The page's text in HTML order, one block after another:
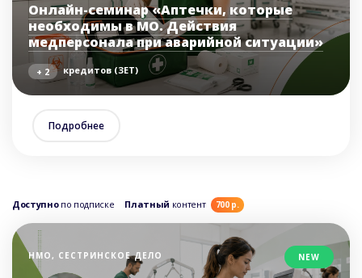
Онлайн-семинар «Аптечки, которые
необходимы в МО. Действия
медперсонала при аварийной ситуации»
+ 2 кредитов (ЗЕТ)
Подробнее
Доступнопо подписке Платный контент 700 р.
НМО, СЕСТРИНСКОЕ ДЕЛО NEW